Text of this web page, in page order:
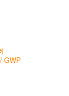
GWP